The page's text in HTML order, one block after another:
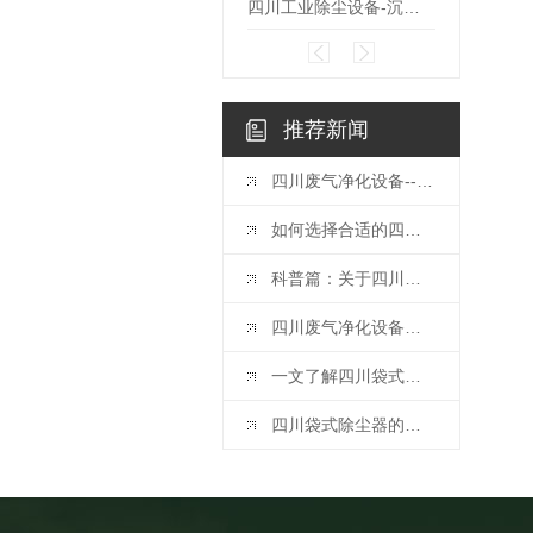
四川工业除尘设备-沉流式滤筒除尘器
推荐新闻
四川废气净化设备--活性炭吸附装置的维护注意事项
如何选择合适的四川工业除尘设备
科普篇：关于四川废气净化设备你都清楚吗？
四川废气净化设备厂家带你了解喷淋塔保养维护的技巧
一文了解四川袋式除尘器巡检与安全注意事项
四川袋式除尘器的工作原理